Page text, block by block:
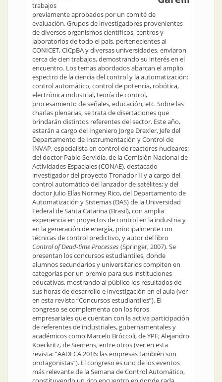
trabajos
previamente aprobados por un comité de
evaluación. Grupos de investigadores provenientes
de diversos organismos científicos, centros y
laboratorios de todo el país, pertenecientes al
CONICET, CICpBA y diversas universidades, enviaron
cerca de cien trabajos, demostrando su interés en el
encuentro. Los temas abordados abarcan el amplio
espectro de la ciencia del control y la automatización:
control automático, control de potencia, robótica,
electrónica industrial, teoría de control,
procesamiento de señales, educación, etc. Sobre las
charlas plenarias, se trata de disertaciones que
brindarán distintos referentes del sector. Este año,
estarán a cargo del Ingeniero Jorge Drexler, Jefe del
Departamento de Instrumentación y Control de
INVAP, especialista en control de reactores nucleares;
del doctor Pablo Servidia, de la Comisión Nacional de
Actividades Espaciales (CONAE), destacado
investigador del proyecto Tronador II y a cargo del
control automático del lanzador de satélites; y del
doctor Julio Elías Normey Rico, del Departamento de
Automatización y Sistemas (DAS) de la Universidad
Federal de Santa Catarina (Brasil), con amplia
experiencia en proyectos de control en la industria y
en la generación de energía, principalmente con
técnicas de control predictivo, y autor del libro
Control of Dead-time Processes(Springer, 2007). Se
presentan los concursos estudiantiles, donde
alumnos secundarios y universitarios compiten en
categorías por un premio para sus instituciones
educativas, mostrando al público los resultados de
sus horas de desarrollo e investigación en el aula (ver
en esta revista “Concursos estudiantiles”). El
congreso se complementa con los foros
empresariales que cuentan con la activa participación
de referentes de industriales, gubernamentales y
académicos como Marcelo Bróccoli, de YPF; Alejandro
Koeckritz, de Siemens, entre otros (ver en esta
revista: “AADECA 2016: las empresas también son
protagonistas”). El congreso es uno de los eventos
más relevante de la Semana de Control Automático,